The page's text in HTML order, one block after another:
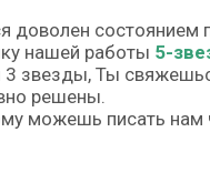
доволен
нашей работы 5-
3 звезды, Ты
решены.
можешь писать